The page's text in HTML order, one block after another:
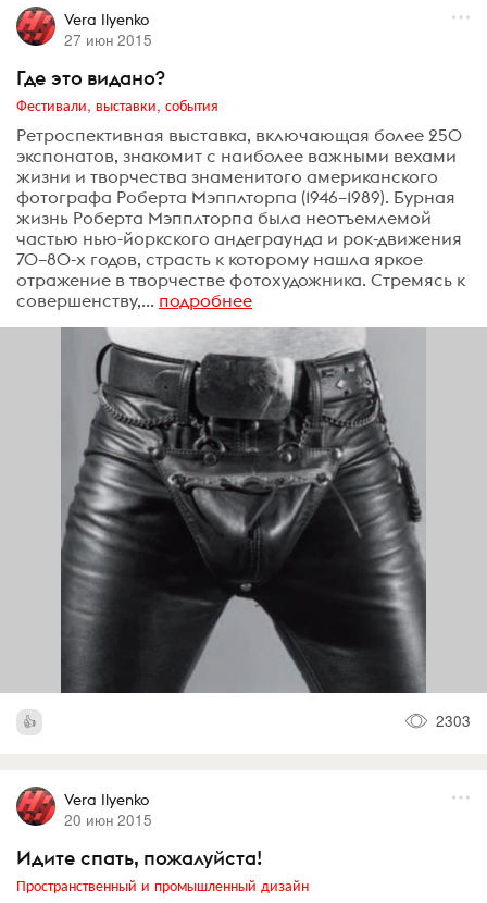
Vera Ilyenko
27 июн 2015
Где это видано?
Фестивали, выставки, события
Ретроспективная выставка, включающая более 250
экспонатов, знакомит с наиболее важными вехами
жизни и творчества знаменитого американского
фотографа Роберта Мэпплторпа (1946–1989). Бурная
жизнь Роберта Мэпплторпа была неотъемлемой
частью нью-йоркского андеграунда и рок-движения
70–80-х годов, страсть к которому нашла яркое
отражение в творчестве фотохудожника. Стремясь к
совершенству,... подробнее
2303
Vera Ilyenko
20 июн 2015
Идите спать, пожалуйста!
Пространственный и промышленный дизайн